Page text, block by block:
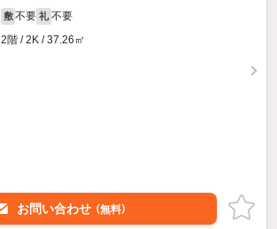
敷 不要 礼 不要
2階 / 2K / 37.26㎡
お問い合わせ （無料）